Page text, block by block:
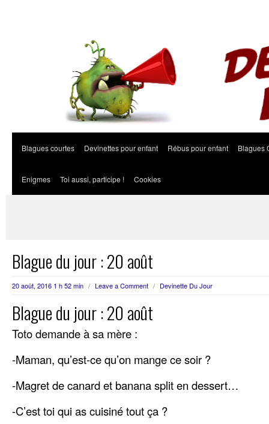
Blagues courtes Devinettes pour enfant Rébus pour enfant Blagues
Enigmes Toi aussi, participe ! Cookies
Blague du jour : 20 août
20 août, 2016 1 h 52 min / Leave a Comment / Devinette Du Jour
Blague du jour : 20 août
Toto demande à sa mère :
-Maman, qu’est-ce qu’on mange ce soir ?
-Magret de canard et banana split en dessert…
-C’est toi qui as cuisiné tout ça ?